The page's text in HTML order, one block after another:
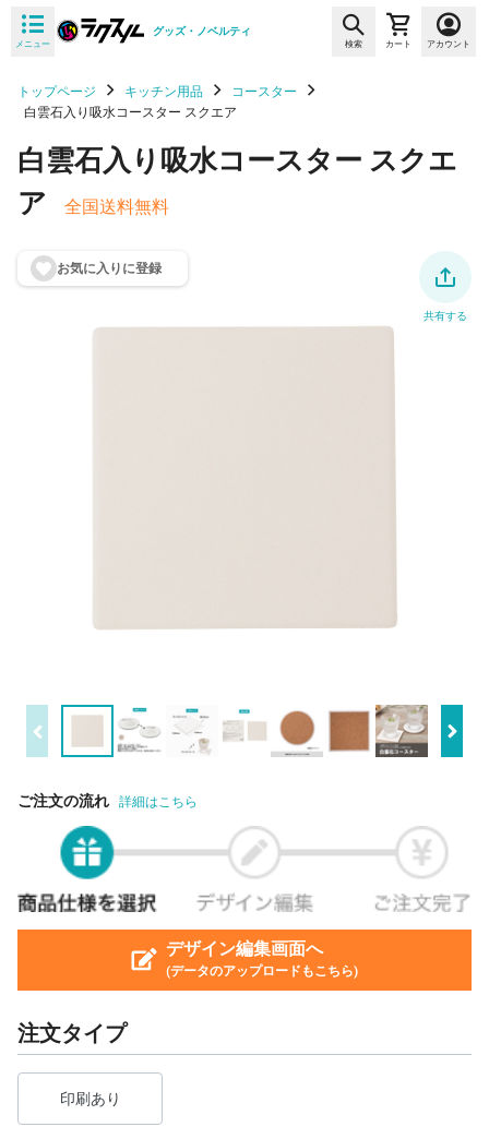
メニュー
グッズ・ノベルティ
検索 カート アカウント
トップページ キッチン用品
コースター
白雲石入り吸水コースター スクエア
白雲石入り吸水コースター スクエ
ア
全国送料無料
お気に入りに登録
共有する
ご注文の流れ 詳細はこちら
デザイン編集画面へ
(データのアップロードもこちら)
注文タイプ
印刷あり